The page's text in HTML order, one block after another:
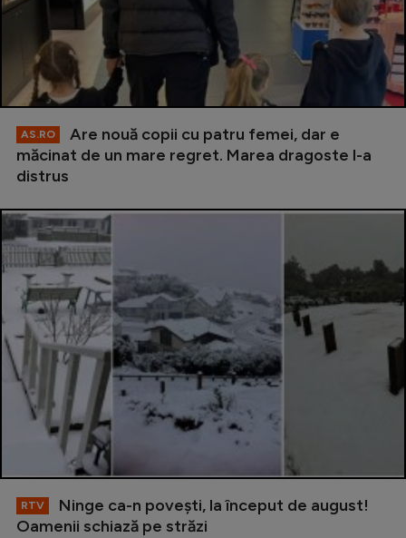
AS.RO
Are nouă copii cu patru femei, dar e
măcinat de un mare regret. Marea dragoste l-a
distrus
RTV
Ninge ca-n povești, la început de august!
Oamenii schiază pe străzi